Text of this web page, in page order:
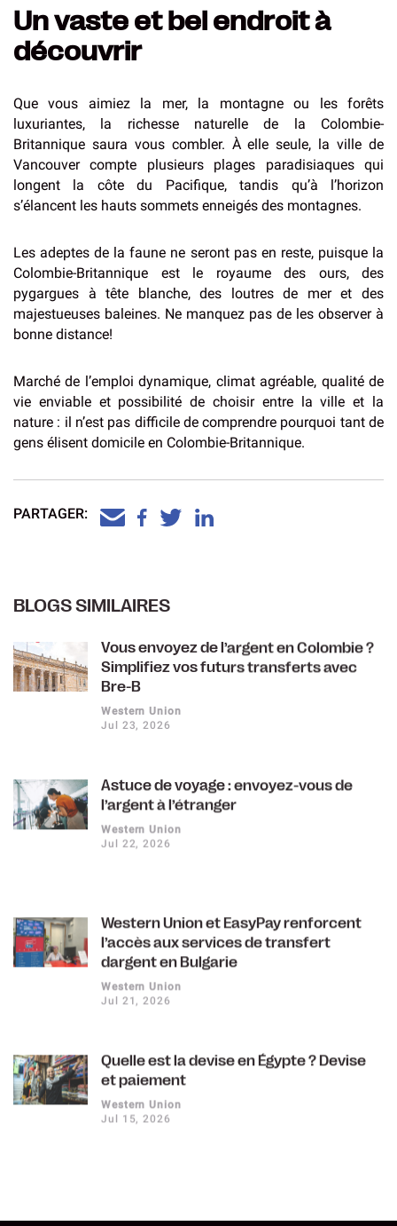
Un vaste et bel endroit à
découvrir
Que vous aimiez la mer, la montagne ou les forêts
luxuriantes, la richesse naturelle de la Colombie-
Britannique saura vous combler. À elle seule, la ville de
Vancouver compte plusieurs plages paradisiaques qui
longent la côte du Pacifique, tandis qu’à l’horizon
s’élancent les hauts sommets enneigés des montagnes.
Les adeptes de la faune ne seront pas en reste, puisque la
Colombie-Britannique est le royaume des ours, des
pygargues à tête blanche, des loutres de mer et des
majestueuses baleines. Ne manquez pas de les observer à
bonne distance!
Marché de l’emploi dynamique, climat agréable, qualité de
vie enviable et possibilité de choisir entre la ville et la
nature : il n’est pas difficile de comprendre pourquoi tant de
gens élisent domicile en Colombie-Britannique.
PARTAGER:
BLOGS SIMILAIRES
Vous envoyez de l’argent en Colombie ?
Simplifiez vos futurs transferts avec
Bre-B
Western Union
Jul 23, 2026
Astuce de voyage : envoyez-vous de
l’argent à l’étranger
Western Union
Jul 22, 2026
Western Union et EasyPay renforcent
l’accès aux services de transfert
dargent en Bulgarie
Western Union
Jul 21, 2026
Quelle est la devise en Égypte ? Devise
et paiement
Western Union
Jul 15, 2026